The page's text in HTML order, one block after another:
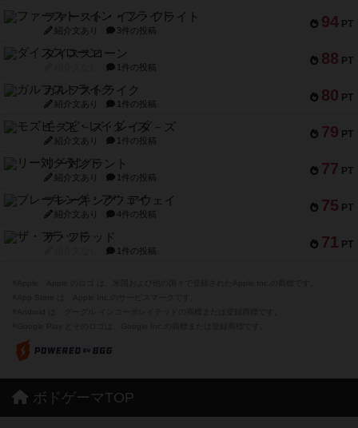
94 PT
ファースト・イン・フライト
紹介文あり 3件の投稿
88 PT
ダイススローン
1件の投稿
80 PT
ガルフストライク
紹介文あり 1件の投稿
79 PT
モズビ－ズ・レイダ－ズ
紹介文あり 1件の投稿
77 PT
リー対グラント
紹介文あり 1件の投稿
75 PT
ブレーキング・アウェイ
紹介文あり 4件の投稿
71 PT
ザ・フラッド
1件の投稿
ボドゲーマTOP